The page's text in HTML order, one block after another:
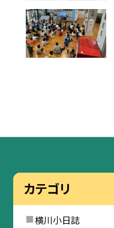
カテゴリ
横川小日誌